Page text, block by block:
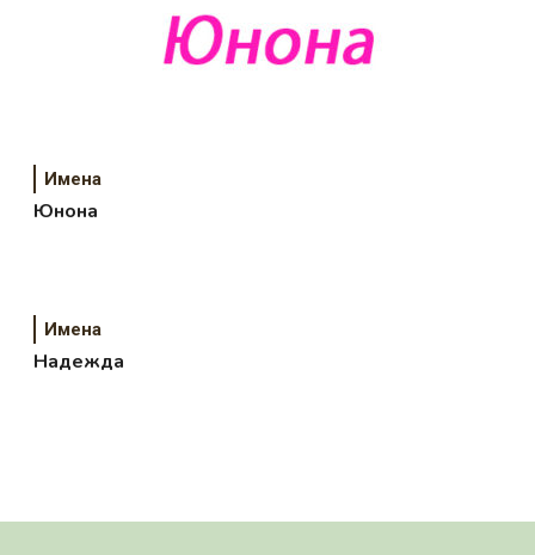
Имена
Юнона
Имена
Надежда